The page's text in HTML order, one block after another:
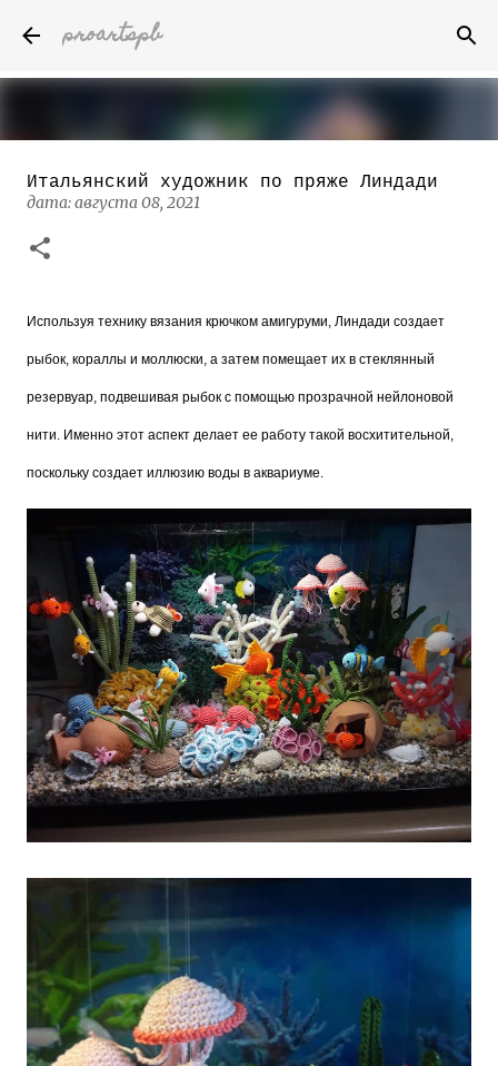
proartspb
Бумажные скульптуры канадского
художника Келвина Николса (Calvin
дата:
Итальянский художник по пряже Линдади
дата:августа 08, 2021
Используя технику вязания крючком амигуруми, Линдади создает
рыбок, кораллы и моллюски, а затем помещает их в стеклянный
резервуар, подвешивая рыбок с помощью прозрачной нейлоновой
нити. Именно этот аспект делает ее работу такой восхитительной,
поскольку создает иллюзию воды в аквариуме.